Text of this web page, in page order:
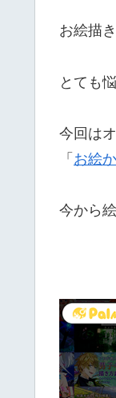
お絵描
とても
今回は
「お絵
今から